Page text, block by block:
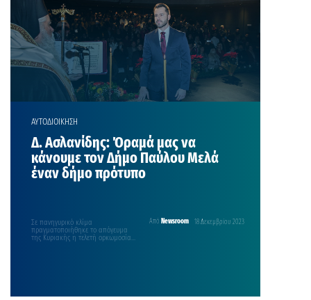
ΑΥΤΟΔΙΟΙΚΗΣΗ
Δ. Ασλανίδης: Όραμά μας να
κάνουμε τον Δήμο Παύλου Μελά
έναν δήμο πρότυπο
Από Newsroom 18 Δεκεμβρίου 2023
Σε πανηγυρικό κλίμα
πραγματοποιήθηκε το απόγευμα
της Κυριακής η τελετή ορκωμοσίας
του Δημάρχου Παύλου Μελά,